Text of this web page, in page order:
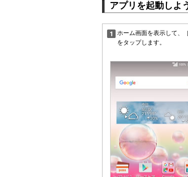
アプリを起動しよ
ホーム画面を表示して、［
をタップします。